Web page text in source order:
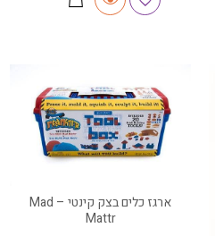
ארגז כלים בצק קינטי – Mad
Mattr